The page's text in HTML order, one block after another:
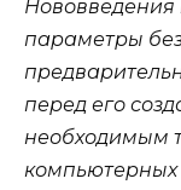
параметры
перед его
необходимым
компьютерных